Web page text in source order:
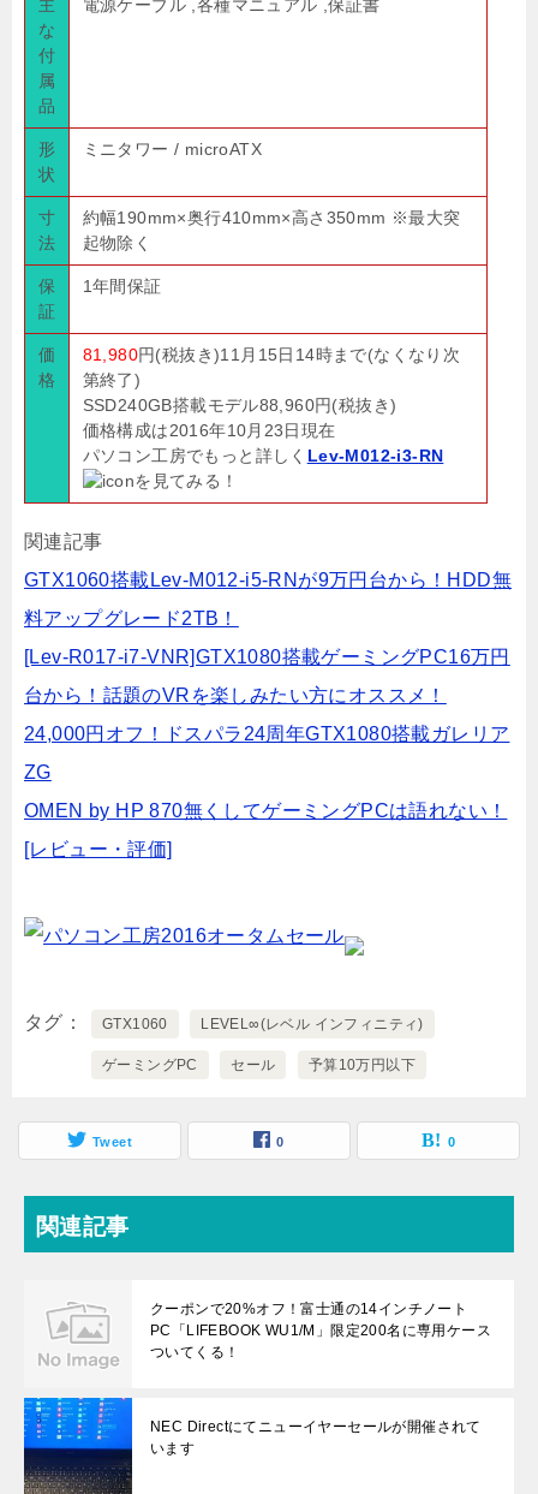
主
な
付
属
品
電源ケーブル ,各種マニュアル ,保証書
形
状
ミニタワー / microATX
寸
法
約幅190mm×奥行410mm×高さ350mm ※最大突
起物除く
保
証
1年間保証
価
格
81,980円(税抜き)11月15日14時まで(なくなり次
第終了)
SSD240GB搭載モデル88,960円(税抜き)
価格構成は2016年10月23日現在
パソコン工房でもっと詳しく Lev-M012-i3-RN
を見てみる！
関連記事
GTX1060搭載Lev-M012-i5-RNが9万円台から！HDD無
料アップグレード2TB！
[Lev-R017-i7-VNR]GTX1080搭載ゲーミングPC16万円
台から！話題のVRを楽しみたい方にオススメ！
24,000円オフ！ドスパラ24周年GTX1080搭載ガレリア
ZG
OMEN by HP 870無くしてゲーミングPCは語れない！
[レビュー・評価]
タグ GTX1060 LEVEL∞(レベル インフィニティ)
ゲーミングPC セール 予算10万円以下
Tweet 0 0
関連記事
クーポンで20%オフ！富士通の14インチノート
PC「LIFEBOOK WU1/M」限定200名に専用ケース
ついてくる！
NEC Directにてニューイヤーセールが開催されて
います